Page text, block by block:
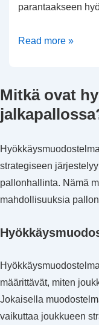
parantaakseen
Tyhjät
syötöt,
puolustuksen
lukeminen,
Read more »
Mitkä ovat
strategiseen
pallonhallinta. Nämä
mahdollisuuksia
määrittävät, miten
Jokaisella
vaikuttaa joukkueen